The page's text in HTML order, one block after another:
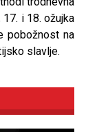
i 18. ožujka
pobožnost na
slavlje.